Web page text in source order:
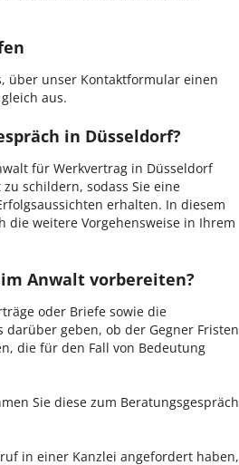
über unser Kontaktformular einen
aus.
in Düsseldorf?
für Werkvertrag in Düsseldorf
schildern, sodass Sie eine
erhalten. In diesem
die weitere Vorgehensweise in Ihrem
Anwalt vorbereiten?
oder Briefe sowie die
geben, ob der Gegner Fristen
die für den Fall von Bedeutung
Sie diese zum Beratungsgespräch
in einer Kanzlei angefordert haben,